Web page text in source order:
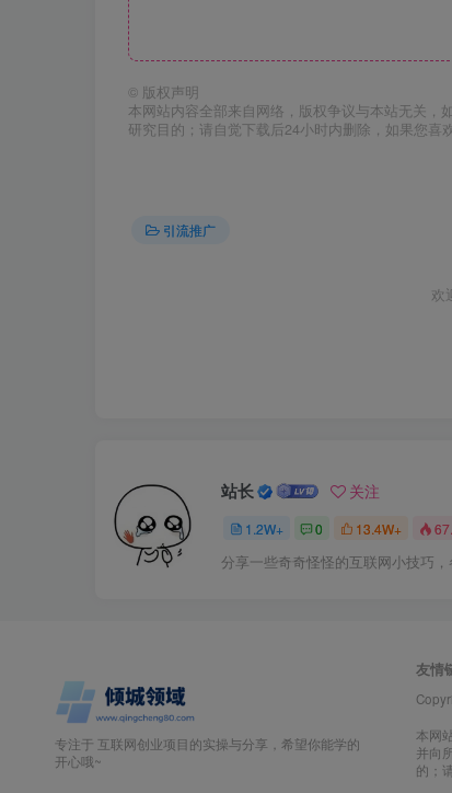
© 版权声明
本网站内容全部来自网络，版权争议与本站无关
研究目的；请自觉下载后24小时内删除，如果您喜
引流推广
欢
站长 关注
1.2W+ 0 13.4W+
分享一些奇奇怪怪的互联网小技巧，
专注于 互联网创业项目的实操与分享，希望你能学的
开心哦~
友情
本网
并向
的；